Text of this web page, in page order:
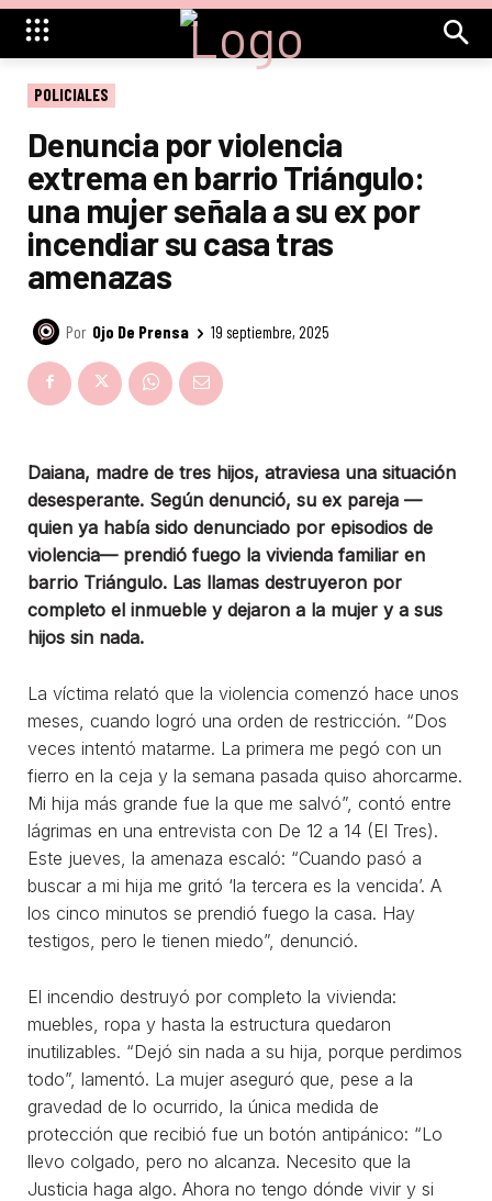
POLICIALES
Denuncia por violencia
extrema en barrio Triángulo:
una mujer señala a su ex por
incendiar su casa tras
amenazas
Por Ojo De Prensa 19 septiembre, 2025
Daiana, madre de tres hijos, atraviesa una situación
desesperante. Según denunció, su ex pareja —
quien ya había sido denunciado por episodios de
violencia— prendió fuego la vivienda familiar en
barrio Triángulo. Las llamas destruyeron por
completo el inmueble y dejaron a la mujer y a sus
hijos sin nada.
La víctima relató que la violencia comenzó hace unos
meses, cuando logró una orden de restricción. “Dos
veces intentó matarme. La primera me pegó con un
fierro en la ceja y la semana pasada quiso ahorcarme.
Mi hija más grande fue la que me salvó”, contó entre
lágrimas en una entrevista con De 12 a 14 (El Tres).
Este jueves, la amenaza escaló: “Cuando pasó a
buscar a mi hija me gritó ‘la tercera es la vencida’. A
los cinco minutos se prendió fuego la casa. Hay
testigos, pero le tienen miedo”, denunció.
El incendio destruyó por completo la vivienda:
muebles, ropa y hasta la estructura quedaron
inutilizables. “Dejó sin nada a su hija, porque perdimos
todo”, lamentó. La mujer aseguró que, pese a la
gravedad de lo ocurrido, la única medida de
protección que recibió fue un botón antipánico: “Lo
llevo colgado, pero no alcanza. Necesito que la
Justicia haga algo. Ahora no tengo dónde vivir y si